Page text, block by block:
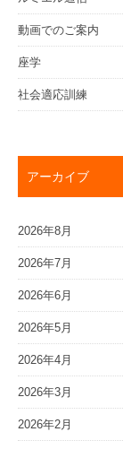
動画でのご案内
座学
社会適応訓練
アーカイブ
2026年8月
2026年7月
2026年6月
2026年5月
2026年4月
2026年3月
2026年2月